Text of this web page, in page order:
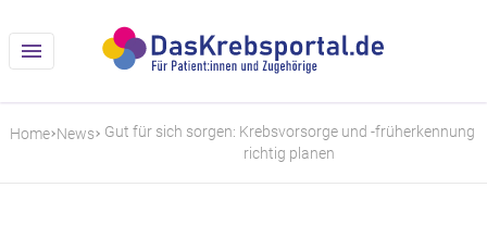
Home News
Gut für sich sorgen: Krebsvorsorge und -früherkennung
richtig planen